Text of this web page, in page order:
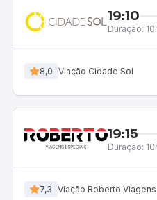
19:10
Duração:
8,0 Viação Cidade Sol
19:15
Duração:
7,3 Viação Roberto Viagens